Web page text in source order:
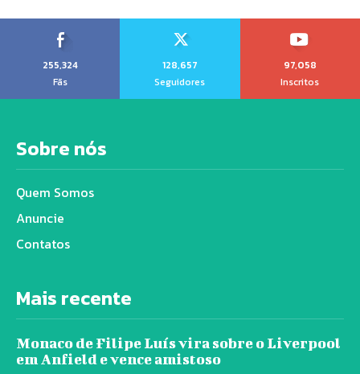
255,324
Fãs
128,657
Seguidores
97,058
Inscritos
Sobre nós
Quem Somos
Anuncie
Contatos
Mais recente
Monaco de Filipe Luís vira sobre o Liverpool
em Anfield e vence amistoso